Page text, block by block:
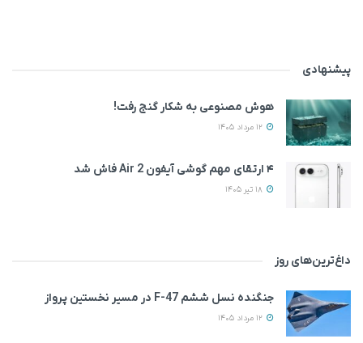
پیشنهادی
هوش مصنوعی به شکار گنج رفت!
۴ ارتقای مهم گوشی آیفون Air 2 فاش شد
داغ‌ترین‌های روز
جنگنده نسل ششم F-47 در مسیر نخستین پرواز